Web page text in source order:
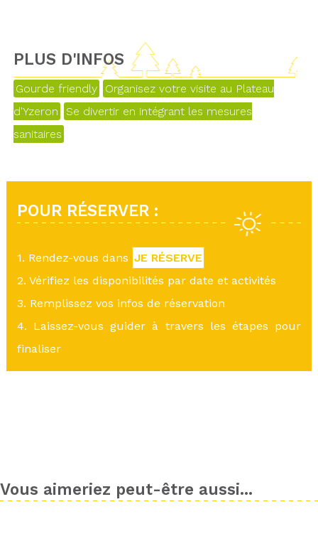
PLUS D'INFOS
Gourde friendly
Organisez votre visite au Plateau
d'Yzeron
Se divertir en intégrant les mesures
sanitaires
POUR RÉSERVER :
1. Rendez-vous dans JE RÉSERVE
2. Vérifiez les disponibilités par date et activités
3. Remplissez vos infos de réservation
4. Laissez-vous guider à travers les étapes pour
finaliser
Vous aimeriez peut-être aussi...